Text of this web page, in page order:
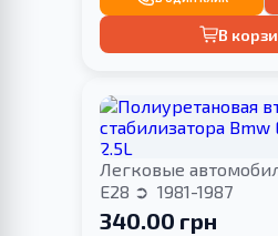
В
Легковые
E28
1981-1987
340.00 грн